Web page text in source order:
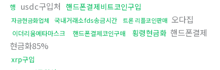
행
usdc구입처 핸드폰결제비트코인구입
자금현금화업체 국내거래소fds송금시간 트론 리플코인판매 오다집
이더리움메타마스크 핸드폰결제코인구매 횡령현금화 핸드폰결제
현금화85%
xrp구입